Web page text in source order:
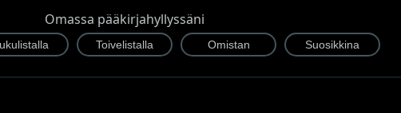
Omassa pääkirjahyllyssäni